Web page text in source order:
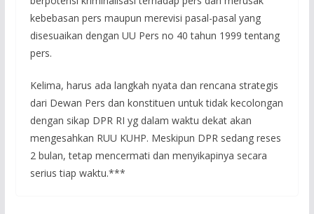
kebebasan pers maupun merevisi pasal-pasal yang
disesuaikan dengan UU Pers no 40 tahun 1999 tentang
pers.
Kelima, harus ada langkah nyata dan rencana strategis
dari Dewan Pers dan konstituen untuk tidak kecolongan
dengan sikap DPR RI yg dalam waktu dekat akan
mengesahkan RUU KUHP. Meskipun DPR sedang reses
2 bulan, tetap mencermati dan menyikapinya secara
serius tiap waktu.***